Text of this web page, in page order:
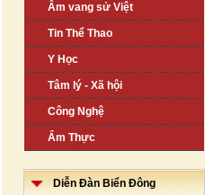
Âm vang sử Việt
Tin Thể Thao
Y Học
Tâm lý - Xã hội
Công Nghệ
Ẩm Thực
Diễn Đàn Biển Đông